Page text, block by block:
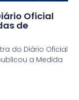
Oficial
de
do Diário Oficial
a Medida